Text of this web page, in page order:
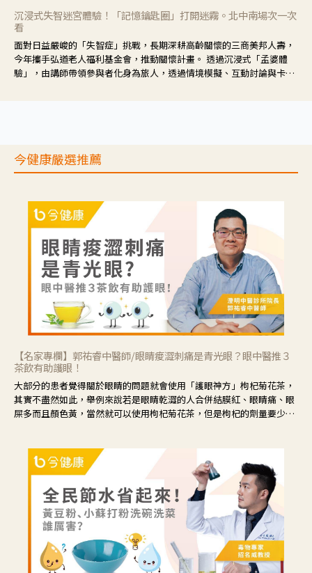
沉浸式失智迷宮體驗！「記憶鑰匙圈」打開迷霧。北中南場次一次
看
面對日益嚴峻的「失智症」挑戰，長期深耕高齡關懷的三商美邦人壽，
今年攜手弘道老人福利基金會，推動關懷計畫。 透過沉浸式「孟婆體
驗」，由講師帶領參與者化身為旅人，透過情境模擬、互動討論與卡牌
今健康嚴選推薦
【名家專欄】郭祐睿中醫師/眼睛痠澀刺痛是青光眼？眼中醫推３
茶飲有助護眼！
大部分的患者覺得關於眼睛的問題就會使用「護眼神方」枸杞菊花茶，
其實不盡然如此，舉例來說若是眼睛乾澀的人合併結膜紅、眼睛痛、眼
屎多而且顏色黃，當然就可以使用枸杞菊花茶，但是枸杞的劑量要少，
候就要使用菊花、金銀花來治療；假如單純的眼睛乾澀，結膜沒有紅，
眼睛周圍沒有眼屎，這種情況是屬於「陰虛」，就可以使用枸杞、蓮
藕、麥門冬、山藥等比較滋潤的藥材，效果就更顯著。